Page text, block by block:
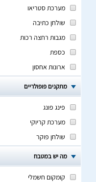
מערכת סטריאו
שולחן כתיבה
מגבות רחצה רכות
כספת
ארונות אחסון
מתקנים פופולריים
פינג פונג
מערכת קריוקי
שולחן פוקר
מה יש במטבח
קומקום חשמלי